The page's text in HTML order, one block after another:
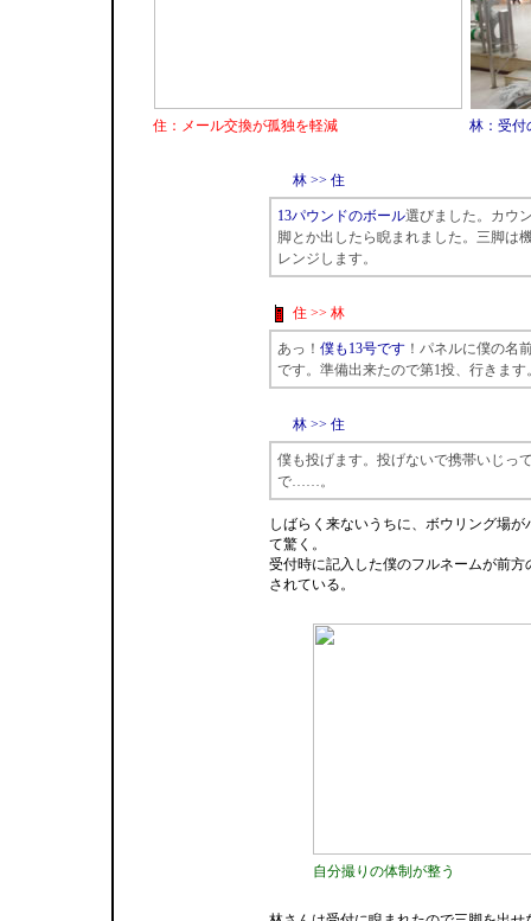
住：メール交換が孤独を軽減 林：受付
林 >> 住
13パウンドのボール選びました。カウ
脚とか出したら睨まれました。三脚は
レンジします。
住 >> 林
あっ！ 僕も13号です！パネルに僕の名
です。準備出来たので第1投、行きます
林 >> 住
僕も投げます。投げないで携帯いじっ
で……。
しばらく来ないうちに、ボウリング場が
て驚く。
受付時に記入した僕のフルネームが前方
されている。
自分撮りの体制が整う